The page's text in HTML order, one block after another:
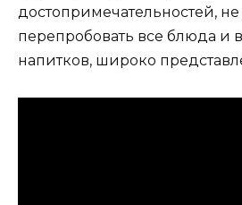
достопримечательностей,
перепробовать все блюда и
напитков, широко